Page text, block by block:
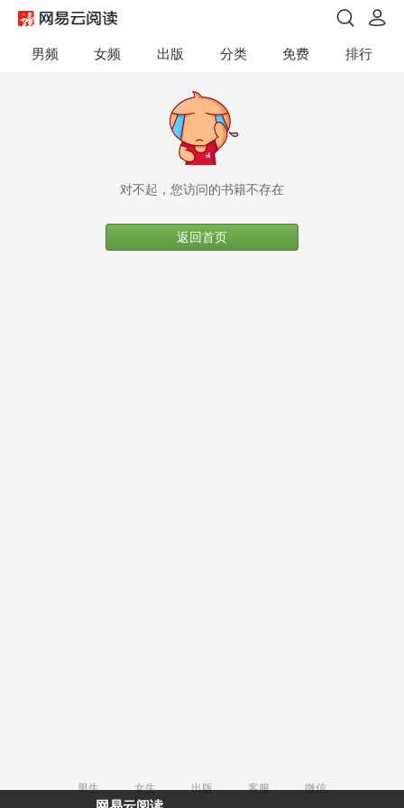
男频 女频 出版 分类 免费 排行
对不起，您访问的书籍不存在
返回首页
男生 女生 出版 客服
微信